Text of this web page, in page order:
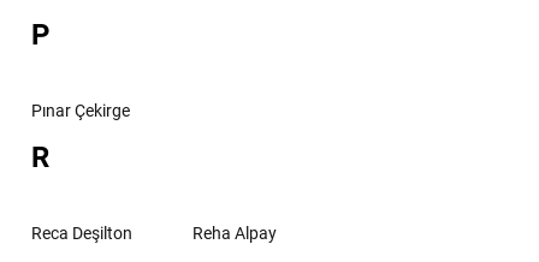
P
Pınar Çekirge
R
Reca Deşilton Reha Alpay